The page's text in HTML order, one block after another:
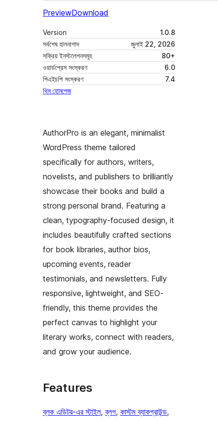
PreviewDownload
Version
1.0.8
সর্বশেষ হালনাগাদ
জুলাই 22, 2026
সক্রিয় ইনস্টলেশনসমূহ
80+
ওয়ার্ডপ্রেস সংস্করণ
6.0
পিএইচপি সংস্করণ
7.4
থিম হোমপেজ
AuthorPro is an elegant, minimalist
WordPress theme tailored
specifically for authors, writers,
novelists, and publishers to brilliantly
showcase their books and build a
strong personal brand. Featuring a
clean, typography-focused design, it
includes beautifully crafted sections
for book libraries, author bios,
upcoming events, reader
testimonials, and newsletters. Fully
responsive, lightweight, and SEO-
friendly, this theme provides the
perfect canvas to highlight your
literary works, connect with readers,
and grow your audience.
Features
ব্লক এডিটর-এর স্টাইল, ব্লগ, কাস্টম ব্যাকগ্রাউন্ড